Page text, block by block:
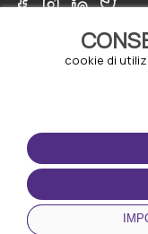
cookie di
CONDIZIONI
Termini e Condizioni
Politica sulla
Gestione dei Cookie